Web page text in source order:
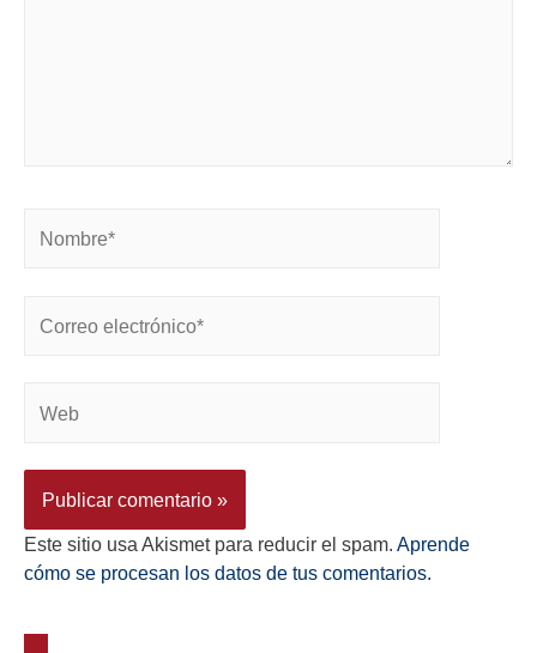
Este sitio usa Akismet para reducir el spam. Aprende
cómo se procesan los datos de tus comentarios.